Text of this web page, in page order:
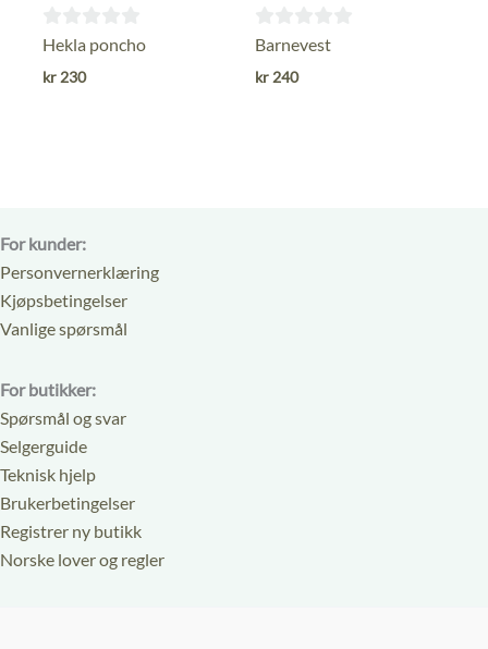
0
ut
Hekla poncho
kr 230
0
ut
Barnevest
kr 240
For kunder:
Personvernerklæring
Kjøpsbetingelser
Vanlige spørsmål
For butikker:
Spørsmål og svar
Selgerguide
Teknisk hjelp
Brukerbetingelser
Registrer ny butikk
Norske lover og regler